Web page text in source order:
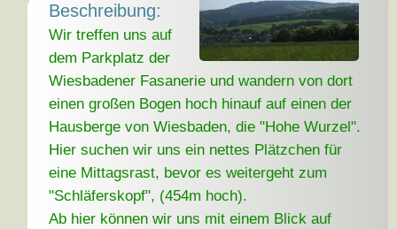
Beschreibung:
Wir treffen uns auf
dem Parkplatz der
Wiesbadener Fasanerie und wandern von dort
einen großen Bogen hoch hinauf auf einen der
Hausberge von Wiesbaden, die "Hohe Wurzel".
Hier suchen wir uns ein nettes Plätzchen für
eine Mittagsrast, bevor es weitergeht zum
"Schläferskopf", (454m hoch).
Ab hier können wir uns mit einem Blick auf